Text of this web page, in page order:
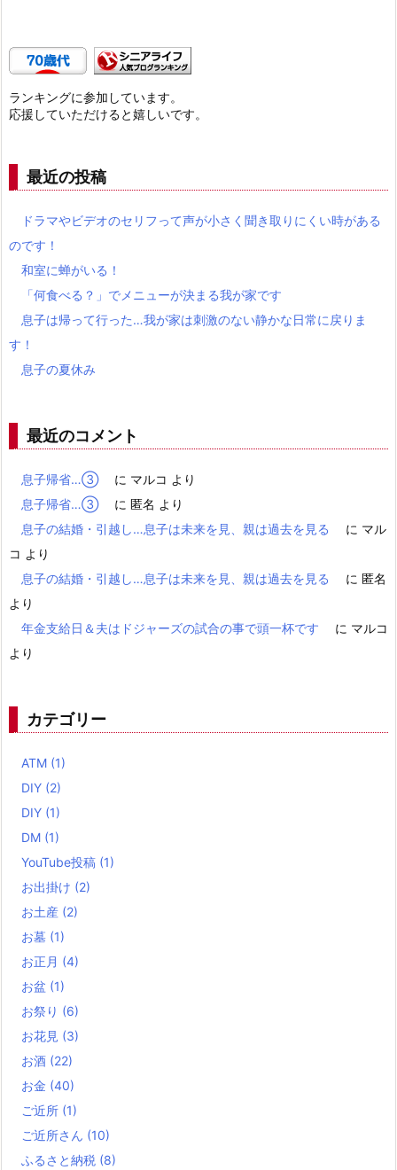
ランキングに参加しています。
応援していただけると嬉しいです。
最近の投稿
ドラマやビデオのセリフって声が小さく聞き取りにくい時がある
のです！
和室に蝉がいる！
「何食べる？」でメニューが決まる我が家です
息子は帰って行った…我が家は刺激のない静かな日常に戻りま
す！
息子の夏休み
最近のコメント
息子帰省…③ に マルコ より
息子帰省…③
に 匿名 より
息子の結婚・引越し…息子は未来を見、親は過去を見る
に マル
コ より
息子の結婚・引越し…息子は未来を見、親は過去を見る
に 匿名
より
年金支給日＆夫はドジャーズの試合の事で頭一杯です
に マルコ
より
カテゴリー
ATM (1)
DIY (2)
DIY (1)
DM (1)
YouTube投稿 (1)
お出掛け (2)
お土産 (2)
お墓 (1)
お正月 (4)
お盆 (1)
お祭り (6)
お花見 (3)
お酒 (22)
お金 (40)
ご近所 (1)
ご近所さん (10)
ふるさと納税 (8)